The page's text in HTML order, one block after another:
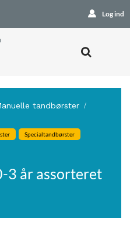
Log ind
tandbørster
Specialtandbørster
3 år assorteret